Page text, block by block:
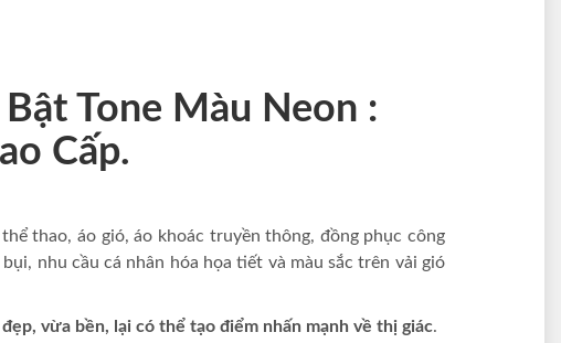
Tone Màu Neon :
Cấp.
thao, áo gió, áo khoác truyền thông, đồng phục công
nhu cầu cá nhân hóa họa tiết và màu sắc trên vải gió
vừa bền, lại có thể tạo điểm nhấn mạnh về thị giác.